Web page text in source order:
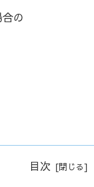
の
目次